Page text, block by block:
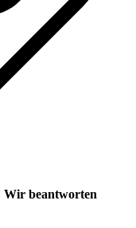
Wir beantworten